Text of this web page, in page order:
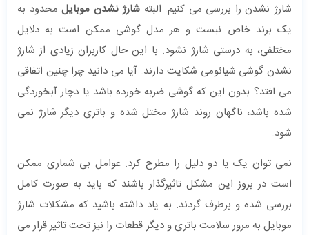
شارژ نشدن را بررسی می کنیم. البته شارژ نشدن موبایلمحدود به
یک برند خاص نیست و هر مدل گوشی ممکن است به دلایل
مختلفی، به درستی شارژ نشود. با این حال کاربران زیادی از شارژ
نشدن گوشی شیائومی شکایت دارند. آیا می دانید چرا چنین اتفاقی
می افتد؟ بدون این که گوشی ضربه خورده باشد یا دچار آبخوردگی
شده باشد، ناگهان روند شارژ مختل شده و باتری دیگر شارژ نمی
شود.
نمی توان یک یا دو دلیل را مطرح کرد. عوامل بی شماری ممکن
است در بروز این مشکل تاثیرگذار باشند که باید به صورت کامل
بررسی شده و برطرف گردند. به یاد داشته باشید که مشکلات شارژ
موبایل به مرور سلامت باتری و دیگر قطعات را نیز تحت تاثیر قرار می